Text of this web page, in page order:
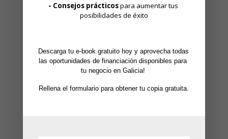
- Consejos prácticos para aumentar tus
posibilidades de éxito
Descarga tu e-book gratuito hoy y aprovecha todas
las oportunidades de financiación disponibles para
tu negocio en Galicia!
Rellena el formulario para obtener tu copia gratuita.